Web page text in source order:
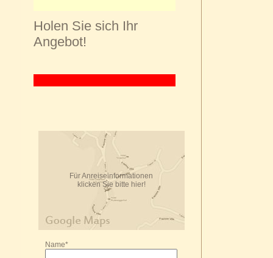
Holen Sie sich Ihr
Angebot!
Für Anreiseinformationen
klicken Sie bitte hier!
Name*